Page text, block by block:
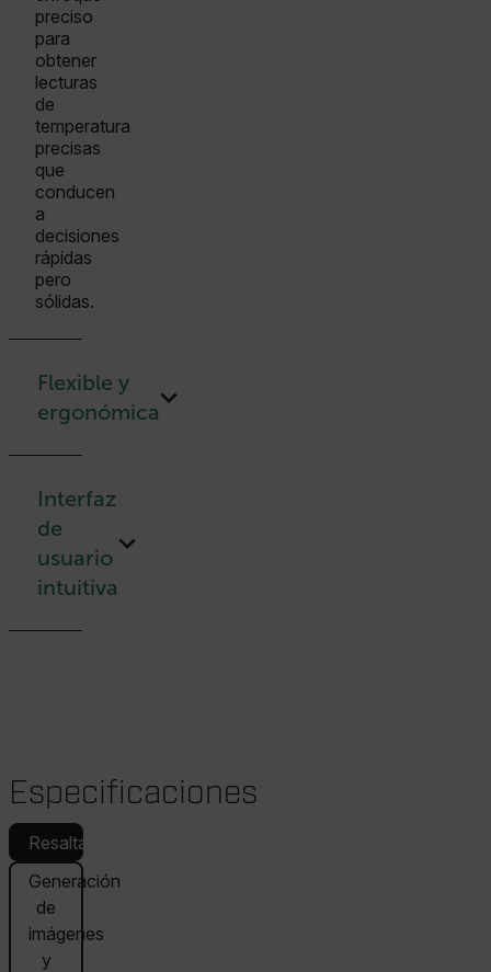
preciso
para
obtener
lecturas
de
temperatura
precisas
que
conducen
a
decisiones
rápidas
pero
sólidas.
Flexible y
ergonómica
Interfaz
de
usuario
intuitiva
Especificaciones
Resaltado
Generación
de
imágenes
y